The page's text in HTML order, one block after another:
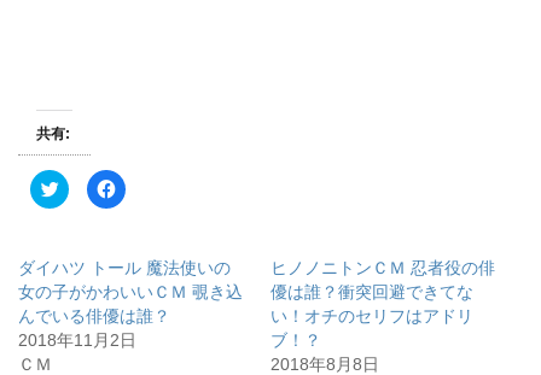
共有:
ク
リ
T
w
i
t
e
F
a
o
k
で
共
有
す
ダイハツ トール 魔法使いの
女の子がかわいいＣＭ 覗き込
んでいる俳優は誰？
2018年11月2日
ＣＭ
ヒノノニトンＣＭ 忍者役の俳
優は誰？衝突回避できてな
い！オチのセリフはアドリ
ブ！？
2018年8月8日